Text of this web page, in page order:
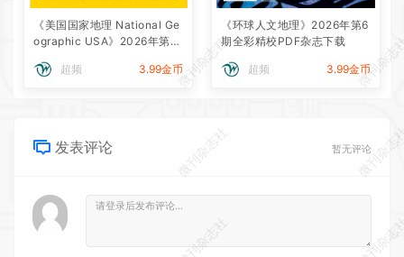
《美国国家地理 National Ge
ographic USA》2026年第8
超频
3.99金币
《环球人文地理》2026年第6
期全彩精校PDF杂志下载
超频 3.99金币
发表评论 暂无评论
微刊杂志社
微刊杂
微刊杂志社
微刊杂
微刊杂志社
微刊杂